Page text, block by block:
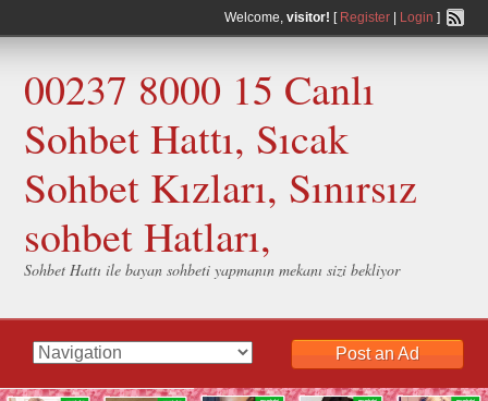
Welcome, visitor! [ Register| Login ]
00237 8000 15 Canlı
Sohbet Hattı, Sıcak
Sohbet Kızları, Sınırsız
sohbet Hatları,
Sohbet Hattı ile bayan sohbeti yapmanın mekanı sizi bekliyor
Post an Ad